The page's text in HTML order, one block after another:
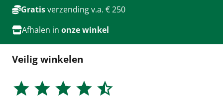
Gratisverzending v.a. € 250
Afhalen in onze winkel
Veilig winkelen